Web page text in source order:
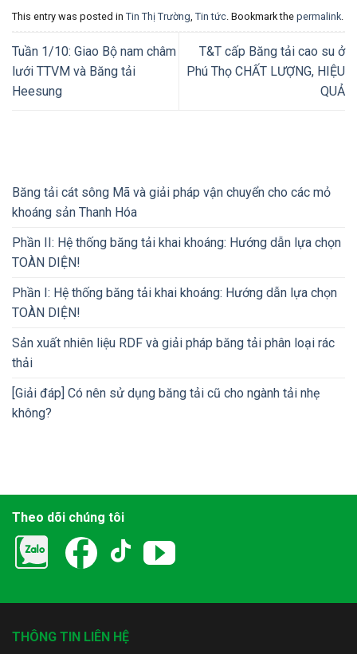
This entry was posted in Tin Thị Trường, Tin tức. Bookmark the permalink.
Tuần 1/10: Giao Bộ nam châm
lưới TTVM và Băng tải
Heesung
T&T cấp Băng tải cao su ở
Phú Thọ CHẤT LƯỢNG, HIỆU
QUẢ
Băng tải cát sông Mã và giải pháp vận chuyển cho các mỏ
khoáng sản Thanh Hóa
Phần II: Hệ thống băng tải khai khoáng: Hướng dẫn lựa chọn
TOÀN DIỆN!
Phần I: Hệ thống băng tải khai khoáng: Hướng dẫn lựa chọn
TOÀN DIỆN!
Sản xuất nhiên liệu RDF và giải pháp băng tải phân loại rác
thải
[Giải đáp] Có nên sử dụng băng tải cũ cho ngành tải nhẹ
không?
Theo dõi chúng tôi
THÔNG TIN LIÊN HỆ